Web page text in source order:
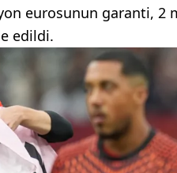
eurosunun garanti, 2
edildi.